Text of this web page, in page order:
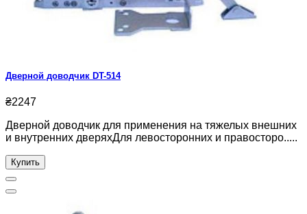
Дверной доводчик DT-514
₴2247
Дверной доводчик для применения на тяжелых внешних
и внутренних дверяхДля левосторонних и правосторо.....
Купить